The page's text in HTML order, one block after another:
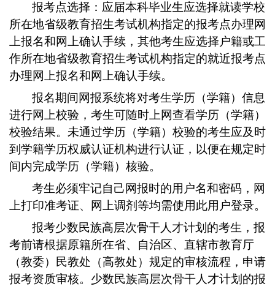
报考点选择：应届本科毕业生应选择就读学校
所在地省级教育招生考试机构指定的报考点办理网
上报名和网上确认手续，其他考生应选择户籍或工
作所在地省级教育招生考试机构指定的就近报考点
办理网上报名和网上确认手续。
报名期间网报系统将对考生学历（学籍）信息
进行网上校验，考生可随时上网查看学历（学籍）
校验结果。未通过学历（学籍）校验的考生应及时
到学籍学历权威认证机构进行认证，以便在规定时
间内完成学历（学籍）核验。
考生必须牢记自己网报时的用户名和密码，网
上打印准考证、网上调剂等均需使用此用户登录。
报考少数民族高层次骨干人才计划的考生，报
考前请根据原籍所在省、自治区、直辖市教育厅
（教委）民教处（高教处）规定的审核流程，申请
报考资质审核。少数民族高层次骨干人才计划的报